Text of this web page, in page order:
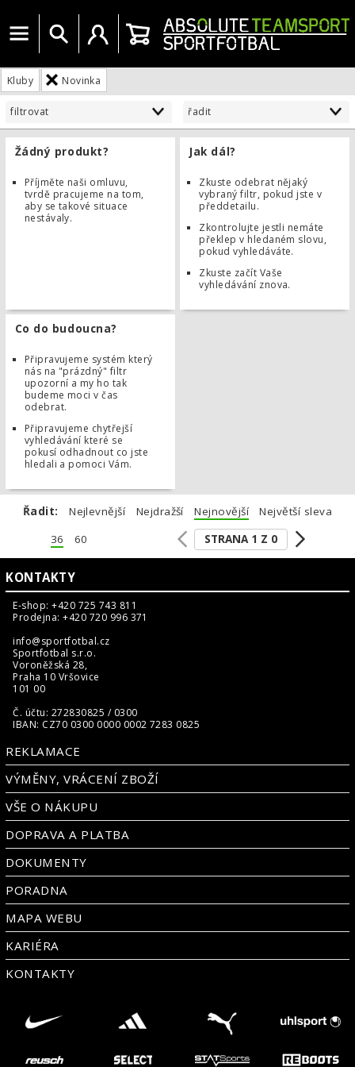
Menu Vyhledat Uživatelský účet
Košík
Kluby Novinka
filtrovat řadit
Žádný produkt?
Příjměte naši omluvu,
tvrdě pracujeme na tom,
aby se takové situace
nestávaly.
Jak dál?
Zkuste odebrat nějaký
vybraný filtr, pokud jste v
předdetailu.
Zkontrolujte jestli nemáte
překlep v hledaném slovu,
pokud vyhledáváte.
Zkuste začít Vaše
vyhledávání znova.
Co do budoucna?
Připravujeme systém který
nás na "prázdný" filtr
upozorní a my ho tak
budeme moci v čas
odebrat.
Připravujeme chytřejší
vyhledávání které se
pokusí odhadnout co jste
hledali a pomoci Vám.
Řadit: Nejlevnější Nejdražší Nejnovější
Největší sleva
36
60 STRANA 1 Z 0
KONTAKTY
E-shop: +420 725 743 811
Prodejna: +420 720 996 371
info@sportfotbal.cz
Sportfotbal s.r.o.
Voroněžská 28,
Praha 10 Vršovice
101 00
Č. účtu: 272830825 / 0300
IBAN: CZ70 0300 0000 0002 7283 0825
REKLAMACE
VÝMĚNY, VRÁCENÍ ZBOŽÍ
VŠE O NÁKUPU
DOPRAVA A PLATBA
DOKUMENTY
PORADNA
MAPA WEBU
KARIÉRA
KONTAKTY